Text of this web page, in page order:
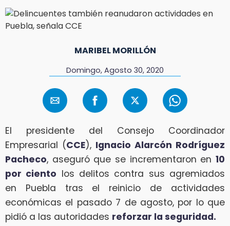
MARIBEL MORILLÓN
Domingo, Agosto 30, 2020
El presidente del Consejo Coordinador
Empresarial (CCE), Ignacio Alarcón Rodríguez
Pacheco, aseguró que se incrementaron en 10
por ciento los delitos contra sus agremiados
en Puebla tras el reinicio de actividades
económicas el pasado 7 de agosto, por lo que
pidió a las autoridades reforzar la seguridad.